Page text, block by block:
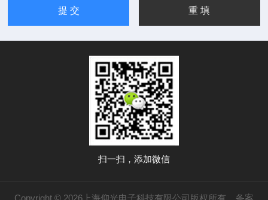
扫一扫，添加微信
Copyright © 2026上海仰光电子科技有限公司版权所有 备案